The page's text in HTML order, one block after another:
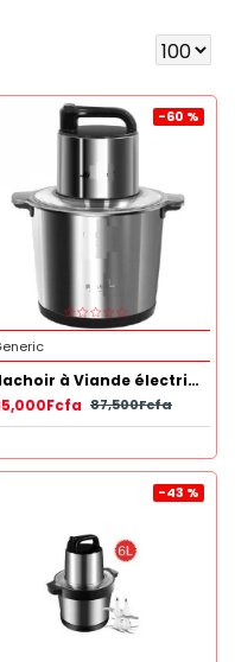
-60 %
Hachoir à Viande électrique - Acier Inoxydable 10 L
87,500Fcfa
-43 %